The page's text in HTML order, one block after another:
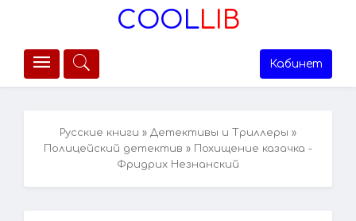
COOLLIB
Кабинет
Русские книги » Детективы и Триллеры »
Полицейский детектив » Похищение казачка -
Фридрих Незнанский